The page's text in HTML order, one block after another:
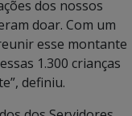
dos nossos
doar. Com um
esse montante
1.300 crianças
definiu.